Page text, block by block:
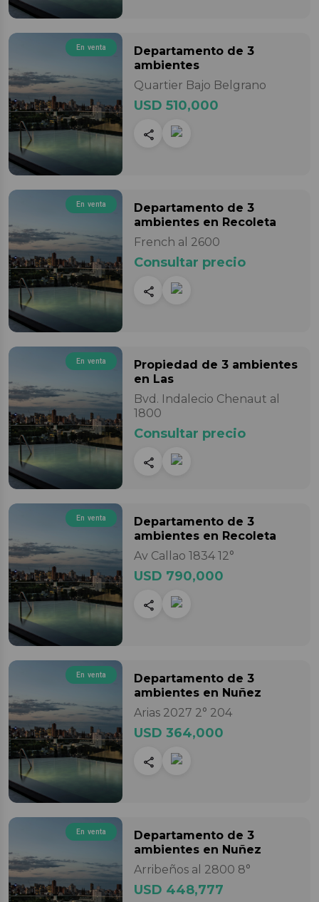
En venta Departamento de 3
ambientes
Quartier Bajo Belgrano
USD 510,000
En venta Departamento de 3
ambientes en Recoleta
French al 2600
Consultar precio
En venta Propiedad de 3 ambientes
en Las
Bvd. Indalecio Chenaut al
1800
Consultar precio
En venta Departamento de 3
ambientes en Recoleta
Av Callao 1834 12°
USD 790,000
En venta Departamento de 3
ambientes en Nuñez
Arias 2027 2° 204
USD 364,000
En venta Departamento de 3
ambientes en Nuñez
Arribeños al 2800 8°
USD 448,777